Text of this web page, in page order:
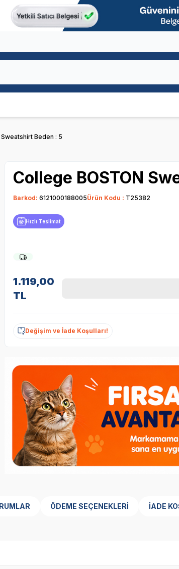
Beden : 5
College BOSTON
Barkod: 6121000188005Ürün Kodu : T25382
Hızlı Teslimat
1.119,00
TL
Değişim ve İade Koşulları!
ÖDEME SEÇENEKLERI İADE